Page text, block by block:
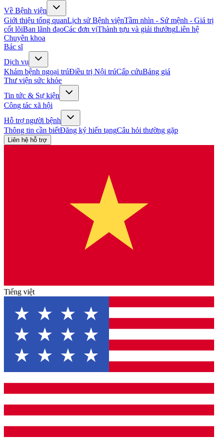
Về Bệnh viện
Giới thiệu tổng quanLịch sử Bệnh việnTầm nhìn - Sứ mệnh - Giá trị
cốt lõiBan lãnh đạoCác đơn vịThành tựu và giải thưởngLiên hệ
Chuyên khoa
Bác sĩ
Dịch vụ
Khám bệnh ngoại trúĐiều trị Nội trúCấp cứuBảng giá
Thư viện sức khỏe
Tin tức & Sự kiện
Công tác xã hội
Hỗ trợ người bệnh
Thông tin cần biếtĐăng ký hiến tạngCâu hỏi thường gặp
Liên hệ hỗ trợ
Tiếng việt